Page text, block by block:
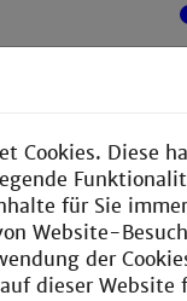
Cookies. Diese
für Sie
Website-
der
dieser Website